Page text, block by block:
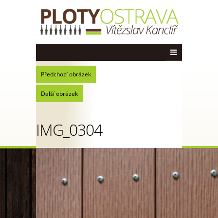
Předchozí obrázek
Další obrázek
IMG_0304